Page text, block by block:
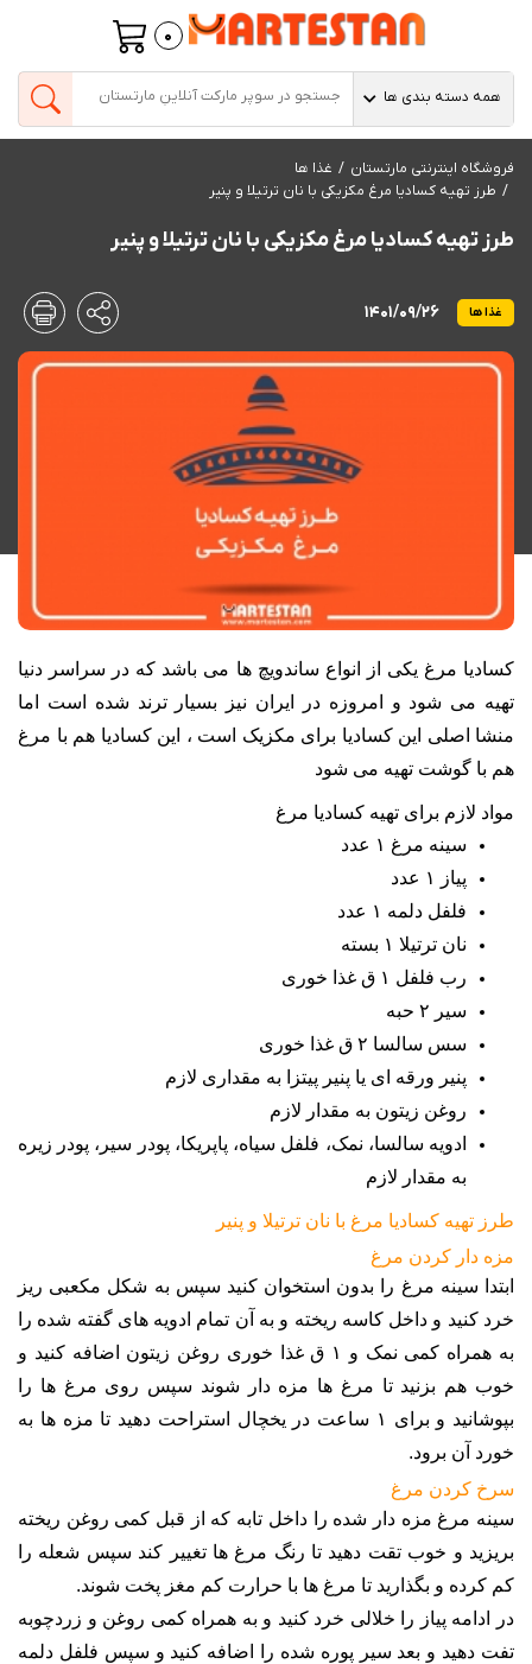
0
همه دسته بندی ها
فروشگاه اینترنتی مارتستان
غذا ها
طرز تهیه کسادیا مرغ مکزیکی با نان ترتیلا و پنیر
طرز تهیه کسادیا مرغ مکزیکی با نان ترتیلا و پنیر
غذا ها 1401/09/26
کسادیا مرغ یکی از انواع ساندویچ ها می باشد که در سراسر دنیا
تهیه می شود و امروزه در ایران نیز بسیار ترند شده است اما
منشا اصلی این کسادیا برای مکزیک است ، این کسادیا هم با مرغ
هم با گوشت تهیه می شود
مواد لازم برای تهیه کسادیا مرغ
سینه مرغ ۱ عدد
پیاز ۱ عدد
فلفل دلمه ۱ عدد
نان ترتیلا ۱ بسته
رب فلفل ۱ ق غذا خوری
سیر ۲ حبه
سس سالسا
پنیر ورقه ای یا پنیر پیتزا به مقداری لازم
روغن زیتون به مقدار لازم
ادویه سالسا، نمک، فلفل سیاه، پاپریکا، پودر سیر، پودر زیره
به مقدار لازم
طرز تهیه کسادیا مرغ با نان ترتیلا و پنیر
مزه دار کردن مرغ
ابتدا سینه مرغ را بدون استخوان کنید سپس به شکل مکعبی ریز
خرد کنید و داخل کاسه ریخته و به آن تمام ادویه های گفته شده را
به همراه کمی نمک و ۱ ق غذا خوری روغن زیتون اضافه کنید و
خوب هم بزنید تا مرغ ها مزه دار شوند سپس روی مرغ ها را
بپوشانید و برای ۱ ساعت در یخچال استراحت دهید تا مزه ها به
خورد آن برود.
سرخ کردن مرغ
سینه مرغ مزه دار شده را داخل تابه که از قبل کمی روغن ریخته
بریزید و خوب تقت دهید تا رنگ مرغ ها تغییر کند سپس شعله را
کم کرده و بگذارید تا مرغ ها با حرارت کم مغز پخت شوند.
در ادامه پیاز را خلالی خرد کنید و به همراه کمی روغن و زردچوبه
تفت دهید و بعد سیر پوره شده را اضافه کنید و سپس فلفل دلمه